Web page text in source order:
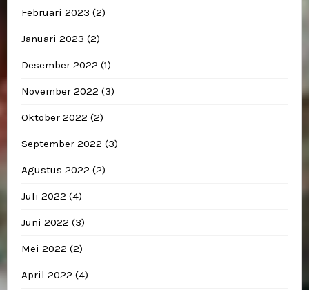
Februari 2023 (2)
Januari 2023 (2)
Desember 2022 (1)
November 2022 (3)
Oktober 2022 (2)
September 2022 (3)
Agustus 2022 (2)
Juli 2022 (4)
Juni 2022 (3)
Mei 2022 (2)
April 2022 (4)